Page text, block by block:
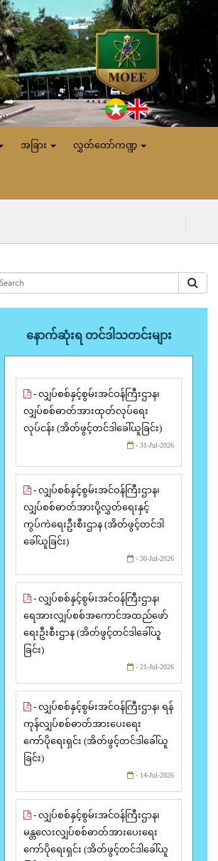
အခြား လွှတ်တော်ကဏ္ဍ
နောက်ဆုံးရ တင်ဒါသတင်းများ
- လျှပ်စစ်နှင့်စွမ်းအင်ဝန်ကြီးဌာန၊
လျှပ်စစ်ဓာတ်အားထုတ်လုပ်ရေး
လုပ်ငန်း (အိတ်ဖွင့်တင်ဒါခေါ်ယူခြင်း)
- 31-Jul-2026
- လျှပ်စစ်နှင့်စွမ်းအင်ဝန်ကြီးဌာန၊
လျှပ်စစ်ဓာတ်အားပို့လွှတ်ရေးနှင့်
ကွပ်ကဲရေးဦးစီးဌာန (အိတ်ဖွင့်တင်ဒါ
ခေါ်ယူခြင်း)
- 30-Jul-2026
- လျှပ်စစ်နှင့်စွမ်းအင်ဝန်ကြီးဌာန၊
ရေအားလျှပ်စစ်အကောင်အထည်ဖော်
ရေးဦးစီးဌာန (အိတ်ဖွင့်တင်ဒါခေါ်ယူ
ခြင်း)
- 21-Jul-2026
- လျှပ်စစ်နှင့်စွမ်းအင်ဝန်ကြီးဌာန၊ ရန်
ကုန်လျှပ်စစ်ဓာတ်အားပေးရေး
ကော်ပိုရေးရှင်း (အိတ်ဖွင့်တင်ဒါခေါ်ယူ
ခြင်း)
- 14-Jul-2026
- လျှပ်စစ်နှင့်စွမ်းအင်ဝန်ကြီးဌာန၊
မန္တလေးလျှပ်စစ်ဓာတ်အားပေးရေး
ကော်ပိုရေးရှင်း (အိတ်ဖွင့်တင်ဒါခေါ်ယူ